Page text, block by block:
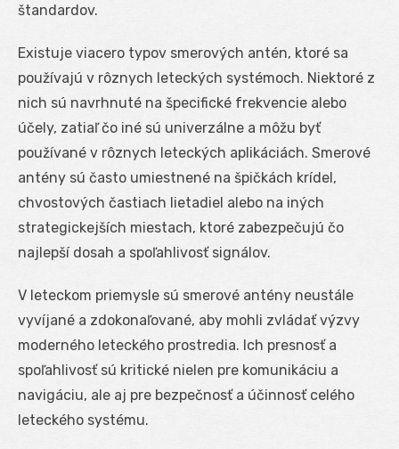
štandardov.
Existuje viacero typov smerových antén, ktoré sa
používajú v rôznych leteckých systémoch. Niektoré z
nich sú navrhnuté na špecifické frekvencie alebo
účely, zatiaľ čo iné sú univerzálne a môžu byť
používané v rôznych leteckých aplikáciách. Smerové
antény sú často umiestnené na špičkách krídel,
chvostových častiach lietadiel alebo na iných
strategickejších miestach, ktoré zabezpečujú čo
najlepší dosah a spoľahlivosť signálov.
V leteckom priemysle sú smerové antény neustále
vyvíjané a zdokonaľované, aby mohli zvládať výzvy
moderného leteckého prostredia. Ich presnosť a
spoľahlivosť sú kritické nielen pre komunikáciu a
navigáciu, ale aj pre bezpečnosť a účinnosť celého
leteckého systému.